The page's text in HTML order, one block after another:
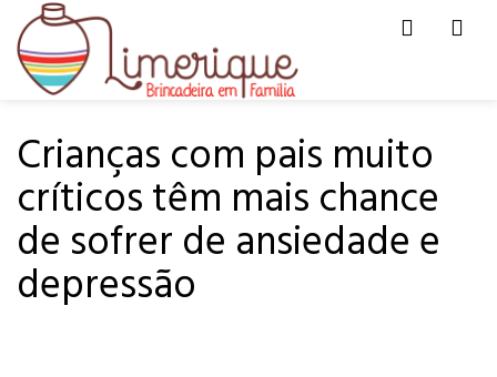
HOME PARA REFLETIR
Crianças com pais muito
críticos têm mais chance
de sofrer de ansiedade e
depressão